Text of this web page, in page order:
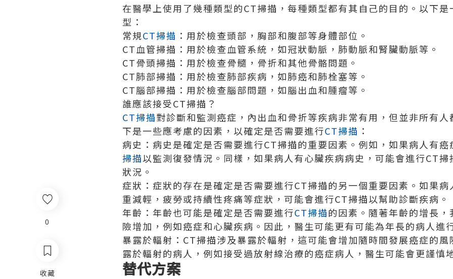
0
收藏
在醫學上使用了幾種類型的CT掃描，每種類型都有其自己的目的。以下
型：
常規CT掃描 ：用於檢查頭部，胸部和腹部等身體部位。
CT血管掃描：用於檢查血管系統，如冠狀動脈，肺動脈和腎臟動脈等。
CT骨頭掃描：用於檢查骨髓，骨折和其他骨骼問題。
CT肺部掃描：用於檢查肺部疾病，如肺癌和肺栓塞等。
CT腦部掃描：用於檢查腦部問題，如腦出血和腫瘤等。
誰應該接受CT掃描？
CT掃描對診斷和監測癌症，內出血和骨折等疾病非常有用，但並非所有
下是一些應考慮的因素，以確定是否需要進行CT掃描 ：
病史：病史是確定是否需要進行CT掃描的重要因素。例如，如果病人有
掃描以監測復發情況。同樣，如果病人有心臟疾病病史，可能會進行CT
狀況。
症狀：症狀的存在是確定是否需要進行CT掃描的另一個重要因素。如果
重減輕，疲勞或持續性疼痛等症狀，可能會進行CT掃描以幫助診斷疾病。
年齡：年齡也可能是確定是否需要進行CT掃描的因素。隨著年齡的增長
險增加，例如癌症和心臟疾病。因此，醫生可能更有可能為年長的病人進
暴露於輻射：CT掃描涉及暴露於輻射，這可能會增加隨時間發展癌症的
露於輻射的病人，例如接受過放射線治療的癌症病人，醫生可能會更謹慎
替代方案